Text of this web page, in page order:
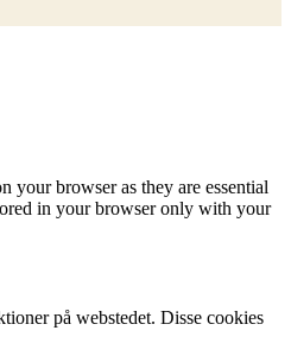
your browser as they are essential
in your browser only with your
på webstedet. Disse cookies